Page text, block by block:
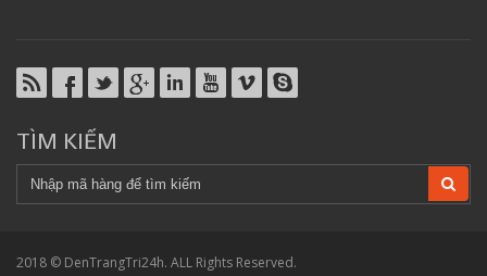
TÌM KIẾM
2018 © DenTrangTri24h. ALL Rights Reserved.